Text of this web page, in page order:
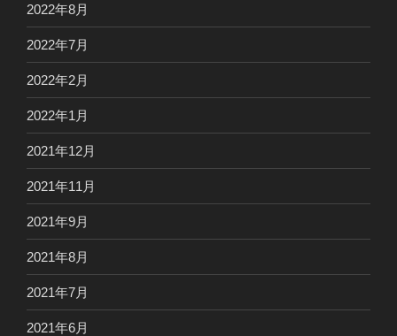
2022年8月
2022年7月
2022年2月
2022年1月
2021年12月
2021年11月
2021年9月
2021年8月
2021年7月
2021年6月